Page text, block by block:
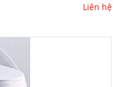
Liên hệ